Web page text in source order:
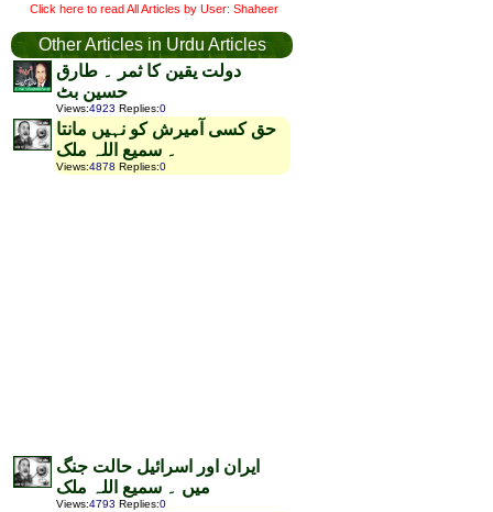
Click here to read All Articles by User: Shaheer
Other Articles in Urdu Articles
دولت یقین کا ثمر ۔ طارق
حسین بٹ
Views:4923 Replies:0
حق کسی آمیرش کو نہیں مانتا
۔ سمیع اللہ ملک
Views:4878 Replies:0
ایران اور اسرائیل حالت جنگ
میں ۔ سمیع اللہ ملک
Views:4793 Replies:0